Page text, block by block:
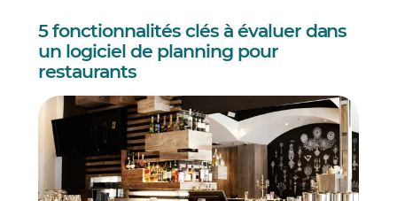
5 fonctionnalités clés à évaluer dans
un logiciel de planning pour
restaurants